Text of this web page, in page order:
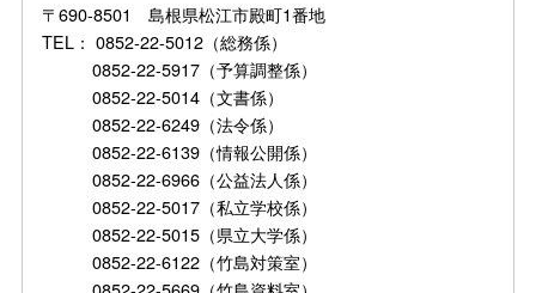
〒690-8501 島根県松江市殿町1番地
TEL： 0852-22-5012（総務係）
0852-22-5917（予算調整係）
0852-22-5014（文書係）
0852-22-6249（法令係）
0852-22-6139（情報公開係）
0852-22-6966（公益法人係）
0852-22-5017（私立学校係）
0852-22-5015（県立大学係）
0852-22-6122（竹島対策室）